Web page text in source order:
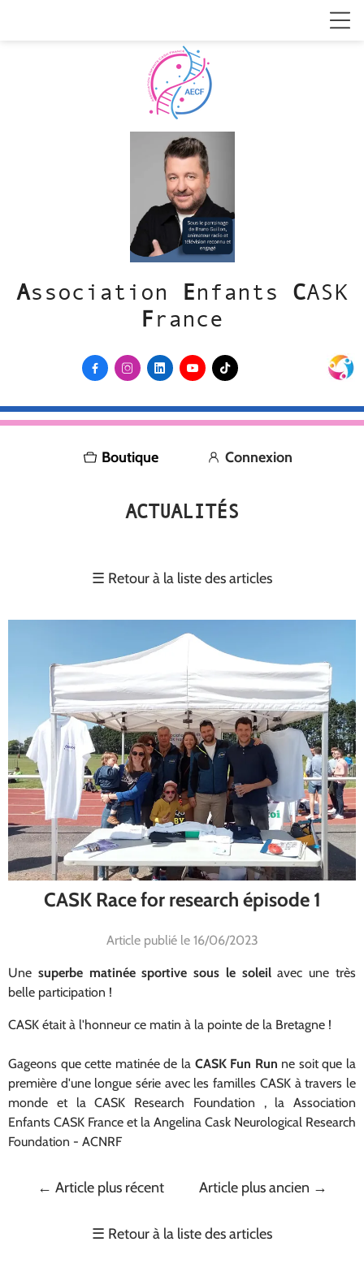
Association Enfants CASK
France
    
Boutique Connexion
ACTUALITÉS
☰ Retour à la liste des articles
CASK Race for research épisode 1
Article publié le 16/06/2023
Une superbe matinée sportive sous le soleilavec une très
belle participation !
CASK était à l'honneur ce matin à la pointe de la Bretagne !
Gageons que cette matinée de la CASK Fun Run ne soit que la
première d'une longue série avec les familles CASK à travers le
monde et la CASK Research Foundation , la Association
Enfants CASK France et la Angelina Cask Neurological Research
Foundation - ACNRF
← Article plus récent Article plus ancien →
☰ Retour à la liste des articles